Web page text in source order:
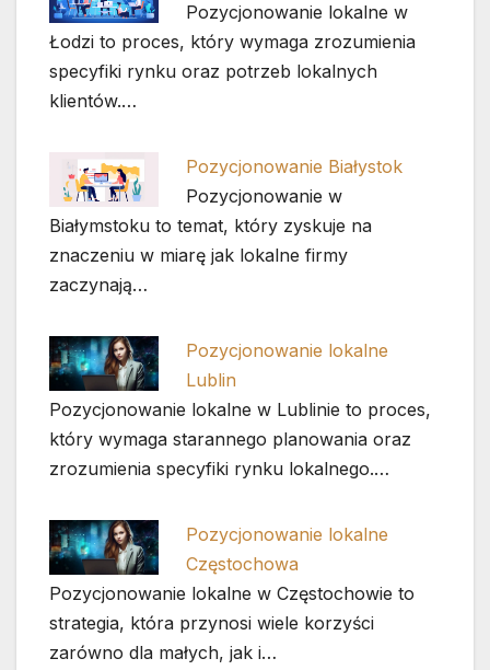
Pozycjonowanie lokalne w
Łodzi to proces, który wymaga zrozumienia
specyfiki rynku oraz potrzeb lokalnych
klientów.…
Pozycjonowanie Białystok
Pozycjonowanie w
Białymstoku to temat, który zyskuje na
znaczeniu w miarę jak lokalne firmy
zaczynają…
Pozycjonowanie lokalne
Lublin
Pozycjonowanie lokalne w Lublinie to proces,
który wymaga starannego planowania oraz
zrozumienia specyfiki rynku lokalnego.…
Pozycjonowanie lokalne
Częstochowa
Pozycjonowanie lokalne w Częstochowie to
strategia, która przynosi wiele korzyści
zarówno dla małych, jak i…